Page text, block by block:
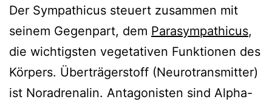
Der Sympathicus steuert zusammen mit
seinem Gegenpart, dem Parasympathicus,
die wichtigsten vegetativen Funktionen des
Körpers. Überträgerstoff (Neurotransmitter)
ist Noradrenalin. Antagonisten sind Alpha-